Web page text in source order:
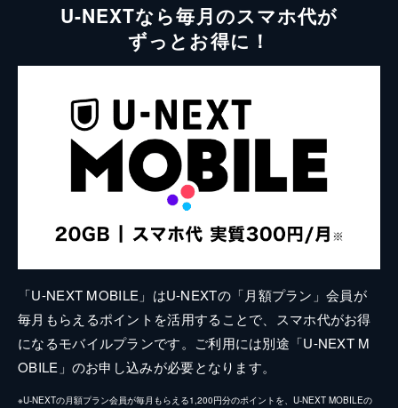
U-NEXTなら毎月のスマホ代が
ずっとお得に！
「U-NEXT MOBILE」はU-NEXTの「月額プラン」会員が
毎月もらえるポイントを活用することで、スマホ代がお得
になるモバイルプランです。ご利用には別途「U-NEXT M
OBILE」のお申し込みが必要となります。
※U-NEXTの月額プラン会員が毎月もらえる1,200円分のポイントを、U-NEXT MOBILEの